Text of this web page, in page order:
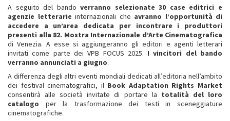
A seguito del bandoverranno selezionate 30 case editrici e
agenzie letterarie internazionali che avranno l’opportunità di
accedere a un’area dedicata per incontrare
i produttori
presenti alla 82. Mostra Internazionale d’Arte Cinematografica
di Venezia. A esse si aggiungeranno gli editori e agenti letterari
invitati come parte dei VPB FOCUS 2025. I vincitori del bando
verranno annunciati a giugno.
A differenza degli altri eventi mondiali dedicati all’editoria nell’ambito
dei festival cinematografici, il Book Adaptation Rights Market
consentirà alle società invitate di portare la totalità del loro
catalogo per la trasformazione dei testi in sceneggiature
cinematografiche.